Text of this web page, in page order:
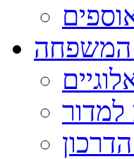
למדור